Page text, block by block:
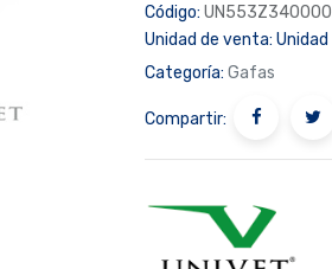
Código: UN553Z340000
Unidad de venta: Unidad
Categoría: Gafas
Compartir: